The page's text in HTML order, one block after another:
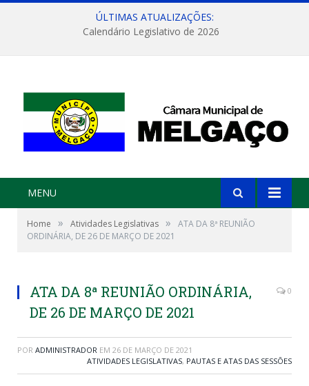
ÚLTIMAS ATUALIZAÇÕES:
Calendário Legislativo de 2026
MENU
Home » Atividades Legislativas »
ATA DA 8ª REUNIÃO
ORDINÁRIA, DE 26 DE MARÇO DE 2021
ATA DA 8ª REUNIÃO ORDINÁRIA,
DE 26 DE MARÇO DE 2021
0
POR ADMINISTRADOR EM 26 DE MARÇO DE 2021
ATIVIDADES LEGISLATIVAS, PAUTAS E ATAS DAS SESSÕES